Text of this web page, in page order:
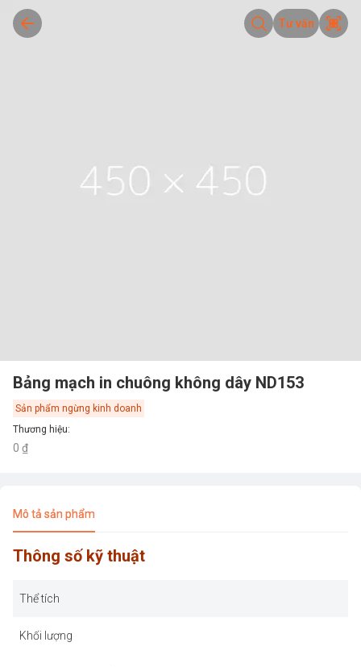
Tư vấn
Bảng mạch in chuông không dây ND153
Sản phẩm ngừng kinh doanh
Thương hiệu:
0 ₫
Mô tả sản phẩm
Thông số kỹ thuật
Thể tích
Khối lượng